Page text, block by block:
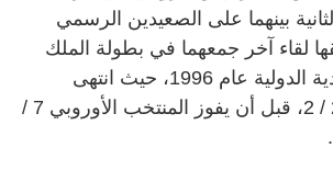
بينهما على الصعيدين الرسمي
لقاء آخر جمعهما في بطولة الملك
الحسن الثاني الودية الدولية عام 1996، حيث انتهى
بتعادل الفريقين 2 / 2، قبل أن يفوز المنتخب الأوروبي 7 /